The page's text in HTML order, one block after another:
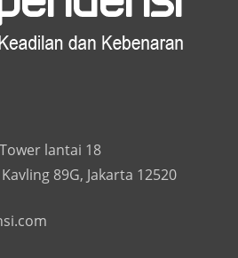
lantai 18
89G, Jakarta 12520